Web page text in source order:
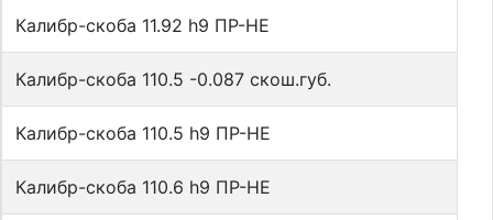
Калибр-скоба 11.92 h9 ПР-НЕ
Калибр-скоба 110.5 -0.087 скош.губ.
Калибр-скоба 110.5 h9 ПР-НЕ
Калибр-скоба 110.6 h9 ПР-НЕ